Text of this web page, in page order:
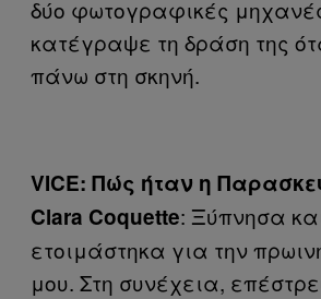
δύο φωτογραφικές
κατέγραψε τη δράση της
πάνω στη σκηνή.
VICE: Πώς ήταν η
Clara Coquette: Ξύπνησα
ετοιμάστηκα για την
μου. Στη συνέχεια,